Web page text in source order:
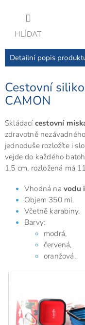
HLÍDAT
Detailní popis
Cestovní
CAMON
Skládacícestovní
zdravotně
jednoduše rozložíte i
vejde do každého
1,5 cm, rozložená má
Vhodná na vodu
Objem 350 ml.
Včetně karabiny.
Barvy:
modrá,
červená,
oranžová.